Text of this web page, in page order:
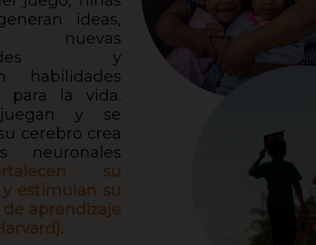
ideas,
nuevas
y
habilidades
para la vida.
y se
cerebro crea
neuronales
su
estimulan su
aprendizaje